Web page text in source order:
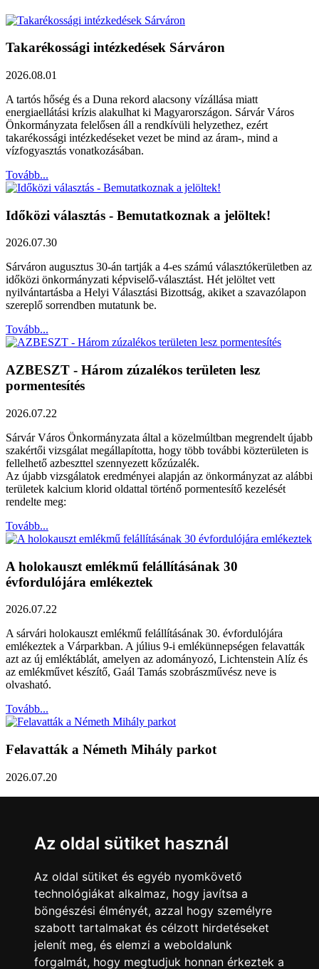
Az oldal sütiket használ
Az oldal sütiket és egyéb nyomkövető
technológiákat alkalmaz, hogy javítsa a
böngészési élményét, azzal hogy személyre
szabott tartalmakat és célzott hirdetéseket
jelenít meg, és elemzi a weboldalunk
forgalmát, hogy megtudjuk honnan érkeztek a
Takarékossági intézkedések Sárváron
2026.08.01
A tartós hőség és a Duna rekord alacsony vízállása miatt
energiaellátási krízis alakulhat ki Magyarországon. Sárvár Város
Önkormányzata felelősen áll a rendkívüli helyzethez, ezért
takarékossági intézkedéseket vezet be mind az áram-, mind a
vízfogyasztás vonatkozásában.
Tovább...
Időközi választás - Bemutatkoznak a jelöltek!
2026.07.30
Sárváron augusztus 30-án tartják a 4-es számú választókerületben az
időközi önkormányzati képviselő-választást. Hét jelöltet vett
nyilvántartásba a Helyi Választási Bizottság, akiket a szavazólapon
szereplő sorrendben mutatunk be.
Tovább...
AZBESZT - Három zúzalékos területen lesz
pormentesítés
2026.07.22
Sárvár Város Önkormányzata által a közelmúltban megrendelt újabb
szakértői vizsgálat megállapította, hogy több további közterületen is
fellelhető azbeszttel szennyezett kőzúzalék.
Az újabb vizsgálatok eredményei alapján az önkormányzat az alábbi
területek kalcium klorid oldattal történő pormentesítő kezelését
rendelte meg:
Tovább...
A holokauszt emlékmű felállításának 30
évfordulójára emlékeztek
2026.07.22
A sárvári holokauszt emlékmű felállításának 30. évfordulójára
emlékeztek a Várparkban. A július 9-i emlékünnepségen felavatták
azt az új emléktáblát, amelyen az adományozó, Lichtenstein Alíz és
az emlékművet készítő, Gaál Tamás szobrászművész neve is
olvasható.
Tovább...
Felavatták a Németh Mihály parkot
2026.07.20
Közlemény a sárvári képviselő-testület rendkívüli
üléseiről
2026.07.20